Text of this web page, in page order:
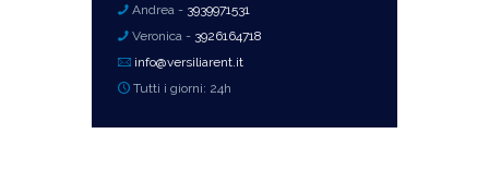
Andrea - 3939971531
Veronica - 3926164718
info@versiliarent.it
Tutti i giorni: 24h